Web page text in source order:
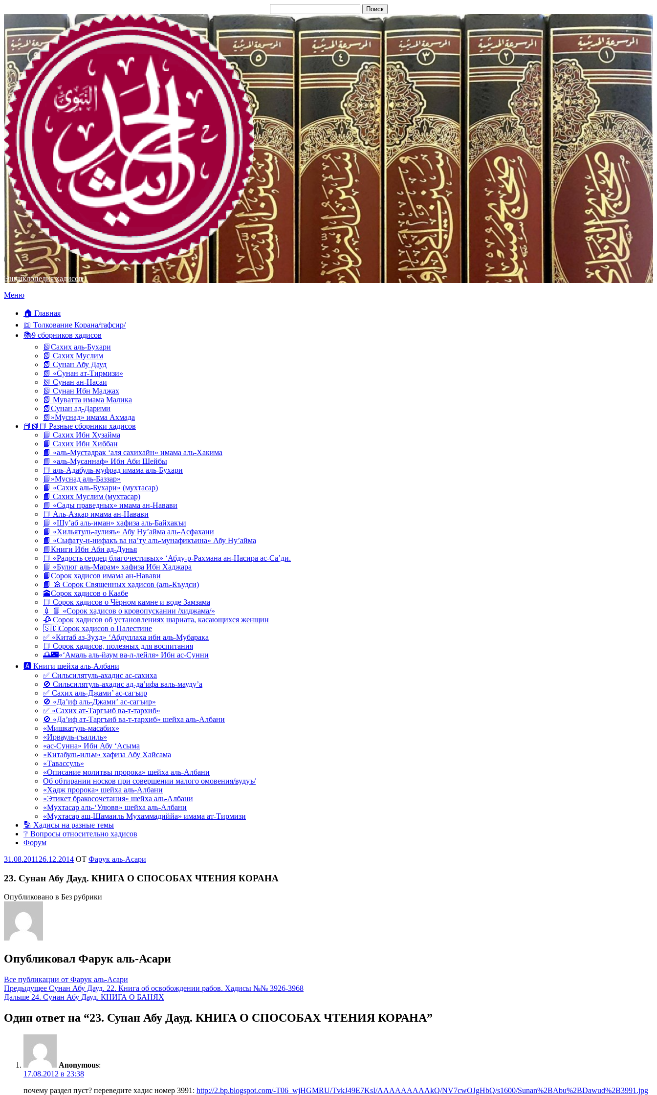
Энциклопедия хадисов
Перейти
содержимому
Меню
🏠 Главная
📖 Толкование Корана/тафсир/
📚9 сборников хадисов
📗Сахих аль-Бухари
📗 Сахих Муслим
📗 Сунан Абу Дауд
📗 «Сунан ат-Тирмизи»
📗 Сунан ан-Насаи
📗 Сунан Ибн Маджах
📗 Муватта имама Малика
📗Сунан ад-Дарими
📗»Муснад» имама Ахмада
📕📗📘 Разные сборники хадисов
📘 Сахих Ибн Хузайма
📘 Сахих Ибн Хиббан
📘 «аль-Мустадрак ‘аля сахихайн» имама аль-Хакима
📘 «аль-Мусаннаф» Ибн Аби Шейбы
📘 аль-Адабуль-муфрад имама аль-Бухари
📘»Муснад аль-Баззар»
📘 «Сахих аль-Бухари» (мухтасар)
📘 Сахих Муслим (мухтасар)
📘 «Сады праведных» имама ан-Навави
📘 Аль-Азкар имама ан-Навави
📘 «Шу’аб аль-иман» хафиза аль-Байхакъи
📘 «Хильятуль-аулияъ» Абу Ну’айма аль-Асфахани
📘 «Сыфату-н-нифакъ ва на’ту аль-мунафикъина» Абу Ну’айма
📘Книги Ибн Аби ад-Дунья
📘 «Радость сердец благочестивых» ‘Абду-р-Рахмана ан-Насира ас-Са’ди.
📘 «Булюг аль-Марам» хафиза Ибн Хаджара
📘Сорок хадисов имама ан-Навави
📘 🕌 Сорок Священных хадисов (аль-Къудси)
🕋Сорок хадисов о Каабе
📘 Сорок хадисов о Чёрном камне и воде Замзама
💉 📘 «Сорок хадисов о кровопускании /хиджама/»
🥀 Сорок хадисов об установлениях шариата, касающихся женщин
🇸🇩Сорок хадисов о Палестине
✅ «Китаб аз-Зухд» ‘Абдуллаха ибн аль-Мубарака
📘 Сорок хадисов, полезных для воспитания
🌅🌃«‘Амаль аль-йаум ва-л-лейля» Ибн ас-Сунни
🅰 Книги шейха аль-Албани
✅ Сильсилятуль-ахадис ас-сахиха
🚫 Сильсилятуль-ахадис ад-да’ифа валь-мауду’а
✅ Сахих аль-Джами’ ас-сагъир
🚫 «Да’иф аль-Джами’ ас-сагъир»
✅ «Сахих ат-Таргъиб ва-т-тархиб»
🚫 «Да’иф ат-Таргъиб ва-т-тархиб» шейха аль-Албани
«Мишкатуль-масабих»
«Ирвауль-гъалиль»
«ас-Сунна» Ибн Абу ‘Асыма
«Китабуль-ильм» хафиза Абу Хайсама
«Тавассуль»
«Описание молитвы пророка» шейха аль-Албани
Об обтирании носков при совершении малого омовения/вудуъ/
«Хадж пророка» шейха аль-Албани
«Этикет бракосочетания» шейха аль-Албани
«Мухтасар аль-‘Улювв» шейха аль-Албани
«Мухтасар аш-Шамаиль Мухаммадиййа» имама ат-Тирмизи
🔡 Хадисы на разные темы
❔ Вопросы относительно хадисов
Форум
Опубликовано
31.08.2011 26.12.2014 OT Фарук аль-Асари
23. Сунан Абу Дауд. КНИГА О СПОСОБАХ ЧТЕНИЯ КОРАНА
Опубликовано в Без рубрики
Опубликовал Фарук аль-Асари
Все публикации от Фарук аль-Асари
Навигация
по
записям
Предыдущее Сунан Абу Дауд. 22. Книга об освобождении рабов. Хадисы №№ 3926-3968
Дальше 24. Сунан Абу Дауд. КНИГА О БАНЯХ
Один ответ на “23. Сунан Абу Дауд. КНИГА О СПОСОБАХ ЧТЕНИЯ КОРАНА”
Anonymous:
17.08.2012 в 23:38
почему раздел пуст? переведите хадис номер 3991: http://2.bp.blogspot.com/-T06_wjHGMRU/TvkJ49E7KsI/AAAAAAAAAkQ/NV7cwOJgHbQ/s1600/Sunan%2BAbu%2BDawud%2B3991.jpg